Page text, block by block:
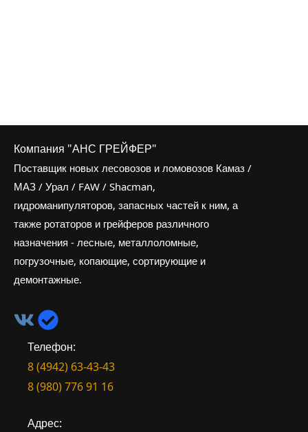
Компания "АНС ГРЕЙФЕР"
Поставщик новых лесовозов и ломовозов Камаз /
МАЗ / Урал / FAW / Shacman,
гидроманипуляторов, запасных частей к ним, а
также ротаторов и грейферов различного
назначения - лесные, металлоломные,
погрузочные, копающие, сортирующие и
демонтажные.
Телефон:
8 (4942) 63-43-43
8 (980) 776 91 16
Адрес: